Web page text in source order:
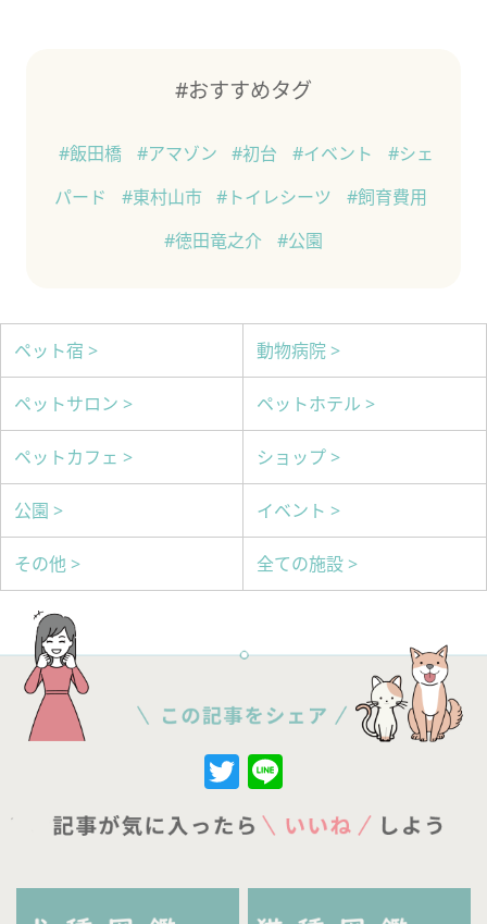
#おすすめタグ
#飯田橋 #アマゾン #初台 #イベント
#シェ
パード
#東村山市 #トイレシーツ
#飼育費用
#徳田竜之介
#公園
ペット宿 > 動物病院 >
ペットサロン > ペットホテル >
ペットカフェ > ショップ >
公園 > イベント >
その他 > 全ての施設 >
Twitter